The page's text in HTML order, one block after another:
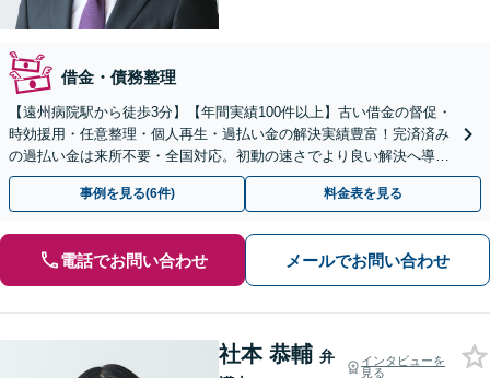
借金・債務整理
【遠州病院駅から徒歩3分】【年間実績100件以上】古い借金の督促・
時効援用・任意整理・個人再生・過払い金の解決実績豊富！完済済み
の過払い金は来所不要・全国対応。初動の速さでより良い解決へ導き
ます。【初回相談無料】【お電話・オンライン相談可】
事例を見る(6件) 料金表を見る
電話でお問い合わせ メールでお問い合わせ
社本 恭輔 弁
インタビューを
見る